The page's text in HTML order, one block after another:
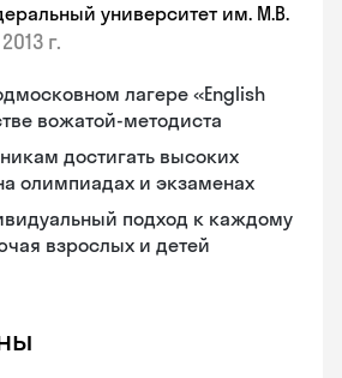
университет им. М.В.
2013 г.
лагере «English
вожатой-методиста
достигать высоких
олимпиадах и экзаменах
подход к каждому
взрослых и детей